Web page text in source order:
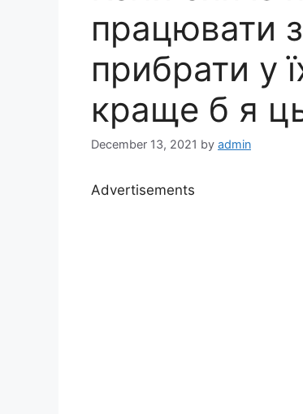
працювати
прибрати у
краще б я
December 13, 2021 by admin
Advertisements